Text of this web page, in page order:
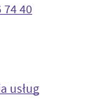
74 40
usług